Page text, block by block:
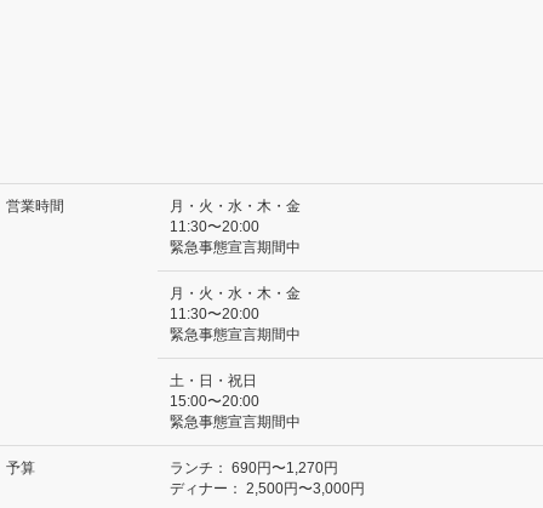
営業時間
月・火・水・木・金
11:30〜20:00
緊急事態宣言期間中
月・火・水・木・金
11:30〜20:00
緊急事態宣言期間中
土・日・祝日
15:00〜20:00
緊急事態宣言期間中
予算 ランチ： 690円〜1,270円
ディナー： 2,500円〜3,000円